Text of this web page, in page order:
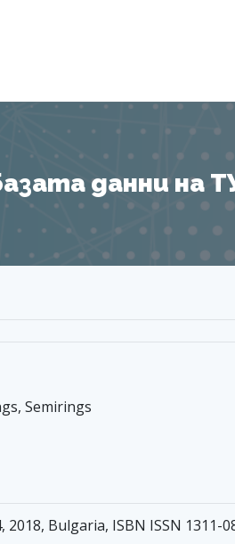
данни на
Semirings
2018, Bulgaria, ISBN ISSN 1311-